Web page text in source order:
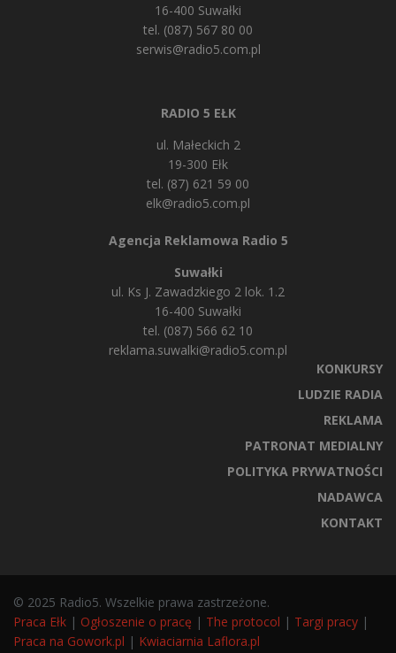
16-400 Suwałki
tel. (087) 567 80 00
serwis@radio5.com.pl
RADIO 5 EŁK
ul. Małeckich 2
19-300 Ełk
tel. (87) 621 59 00
elk@radio5.com.pl
Agencja Reklamowa Radio 5
Suwałki
ul. Ks J. Zawadzkiego 2 lok. 1.2
16-400 Suwałki
tel. (087) 566 62 10
reklama.suwalki@radio5.com.pl
KONKURSY
LUDZIE RADIA
REKLAMA
PATRONAT MEDIALNY
POLITYKA PRYWATNOŚCI
NADAWCA
KONTAKT
© 2025 Radio5. Wszelkie prawa zastrzeżone.
Praca Ełk | Ogłoszenie o pracę | The protocol | Targi pracy |
Praca na Gowork.pl | Kwiaciarnia Laflora.pl